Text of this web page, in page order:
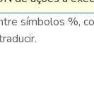
símbolos %,